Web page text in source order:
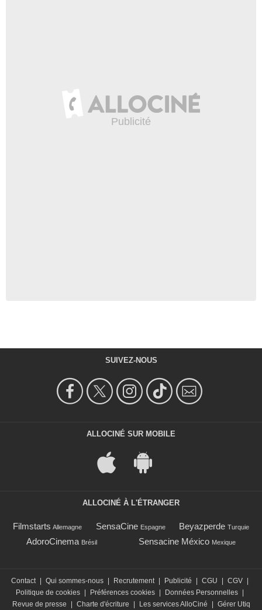
SUIVEZ-NOUS
ALLOCINÉ SUR MOBILE
ALLOCINÉ À L'ÉTRANGER
Filmstarts Allemagne SensaCine Espagne Beyazperde Turquie
AdoroCinema Brésil Sensacine México Mexique
Contact Qui sommes-nous Recrutement Publicité CGU CGV
Politique de cookies
Préférences cookies Données Personnelles
Revue de presse
Charte d'écriture Les services AlloCiné Gérer Utiq